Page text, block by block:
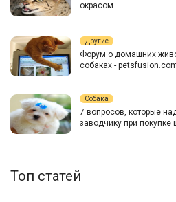
окрасом
Другие
Форум о домашних
собаках -
Собака
7 вопросов, которые
заводчику при покупке
Топ статей